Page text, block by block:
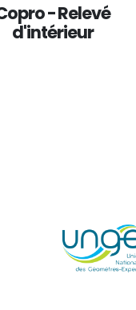
- Relevé
d'intérieur